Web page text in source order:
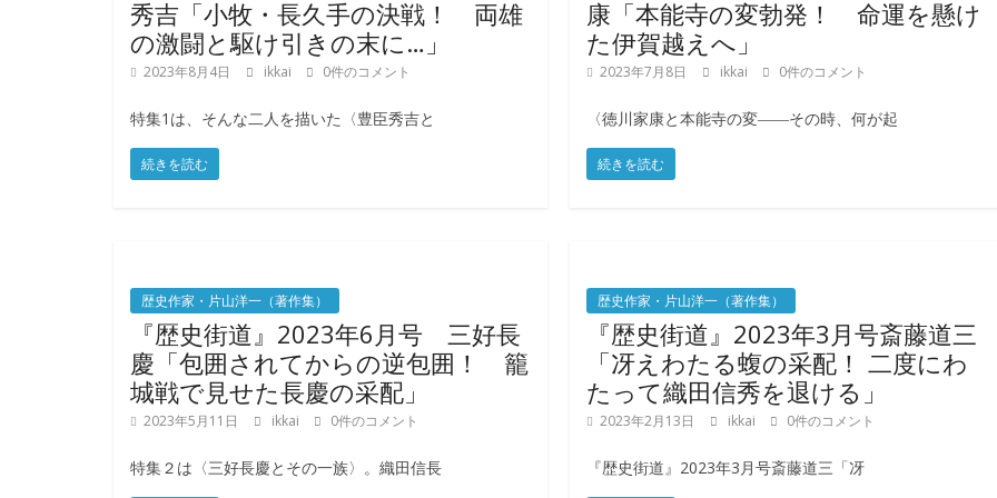
秀吉「小牧・長久手の決戦！ 両雄
の激闘と駆け引きの末に…」
2023年8月4日 ikkai 0件のコメント
特集1は、そんな二人を描いた〈豊臣秀吉と
続きを読む
康「本能寺の変勃発！ 命運を懸け
た伊賀越えへ」
2023年7月8日 ikkai 0件のコメント
〈徳川家康と本能寺の変――その時、何が起
続きを読む
歴史作家・片山洋一（著作集）
『歴史街道』2023年6月号 三好長
慶「包囲されてからの逆包囲！ 籠
城戦で見せた長慶の采配」
2023年5月11日 ikkai 0件のコメント
特集２は〈三好長慶とその一族〉。織田信長
歴史作家・片山洋一（著作集）
『歴史街道』2023年3月号斎藤道三
「冴えわたる蝮の采配！ 二度にわ
たって織田信秀を退ける」
2023年2月13日 ikkai 0件のコメント
『歴史街道』2023年3月号斎藤道三「冴